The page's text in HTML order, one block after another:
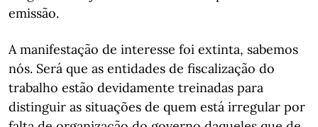
emissão.
A manifestação de interesse foi extinta, sabemos
nós. Será que as entidades de fiscalização do
trabalho estão devidamente treinadas para
distinguir as situações de quem está irregular por